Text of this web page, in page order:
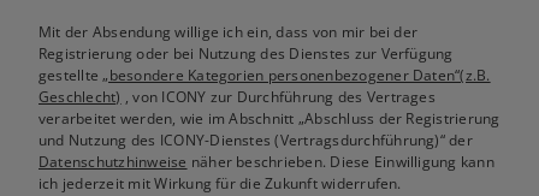
Mit der Absendung willige ich ein, dass von mir bei der
Registrierung oder bei Nutzung des Dienstes zur Verfügung
gestellte„besondere Kategorien personenbezogener Daten“(z.B.
Geschlecht) , von ICONY zur Durchführung des Vertrages
verarbeitet werden, wie im Abschnitt „Abschluss der Registrierung
und Nutzung des ICONY-Dienstes (Vertragsdurchführung)“ der
Datenschutzhinweise näher beschrieben. Diese Einwilligung kann
ich jederzeit mit Wirkung für die Zukunft widerrufen.